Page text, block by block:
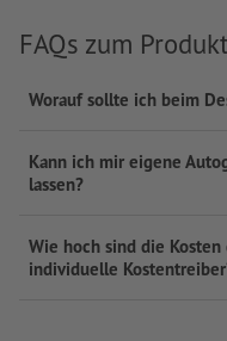
FAQs zum
Worauf sollte ich beim
Kann ich mir eigene
lassen?
Wie hoch sind die
individuelle